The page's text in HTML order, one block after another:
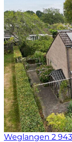
Weglangen 2